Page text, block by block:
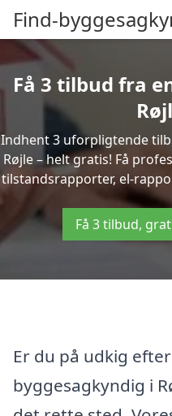
Find-
Få 3 tilbud fra
Indhent 3 uforpligtende
Røjle – helt gratis! Få
tilstandsrapporter, el-
Få 3 tilbud,
Er du på udkig
byggesagkyndig i